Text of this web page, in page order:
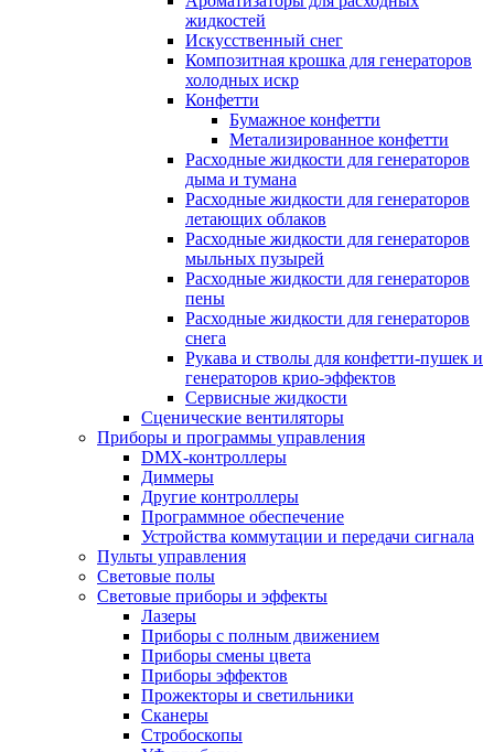
жидкостей
Искусственный снег
Композитная крошка для генераторов
холодных искр
Конфетти
Бумажное конфетти
Метализированное конфетти
Расходные жидкости для генераторов
дыма и тумана
Расходные жидкости для генераторов
летающих облаков
Расходные жидкости для генераторов
мыльных пузырей
Расходные жидкости для генераторов
пены
Расходные жидкости для генераторов
снега
Рукава и стволы для конфетти-пушек и
генераторов крио-эффектов
Сервисные жидкости
Сценические вентиляторы
Приборы и программы управления
DMX-контроллеры
Диммеры
Другие контроллеры
Программное обеспечение
Устройства коммутации и передачи сигнала
Пульты управления
Световые полы
Световые приборы и эффекты
Лазеры
Приборы с полным движением
Приборы смены цвета
Приборы эффектов
Прожекторы и светильники
Сканеры
Стробоскопы